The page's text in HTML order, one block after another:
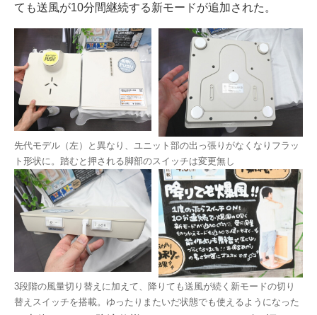
ても送風が10分間継続する新モードが追加された。
先代モデル（左）と異なり、ユニット部の出っ張りがなくなりフラッ
ト形状に。踏むと押される脚部のスイッチは変更無し
3段階の風量切り替えに加えて、降りても送風が続く新モードの切り
替えスイッチを搭載。ゆったりまたいだ状態でも使えるようになった